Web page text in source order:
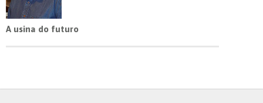
A usina do futuro